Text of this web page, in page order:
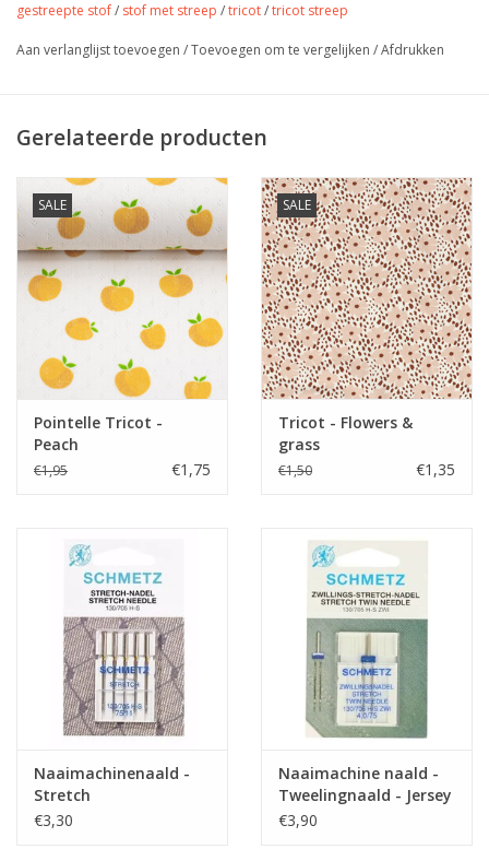
Kleur
wit
Gewicht
200 gr/m
Label
Oeko Tex
Stretch
ja
gestreepte stof/ stof met streep /tricot/tricot streep
Aan verlanglijst toevoegen /Toevoegen om te vergelijken /Afdrukken
Gerelateerde producten
SALE
Pointelle Tricot -
Peach
€1,95 €1,75
SALE
Tricot - Flowers &
grass
€1,50 €1,35
Naaimachinenaald -
Stretch
€3,30
Naaimachine naald -
Tweelingnaald - Jersey
€3,90